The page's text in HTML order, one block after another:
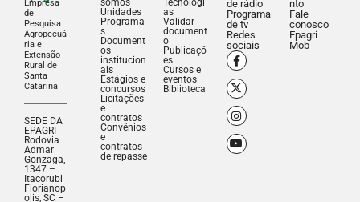
Empresa
de
Pesquisa
Agropecuá
ria e
Extensão
Rural de
Santa
Catarina
SEDE DA
EPAGRI
Rodovia
Admar
Gonzaga,
1347 –
Itacorubi
Florianop
olis, SC –
somos
Unidades
Programa
s
Document
os
institucion
ais
Estágios e
concursos
Licitações
e
contratos
Convênios
e
contratos
de repasse
Tecnologi
as
Validar
document
o
Publicaçõ
es
Cursos e
eventos
Biblioteca
de rádio
Programa
de tv
Redes
sociais
nto
Fale
conosco
Epagri
Mob